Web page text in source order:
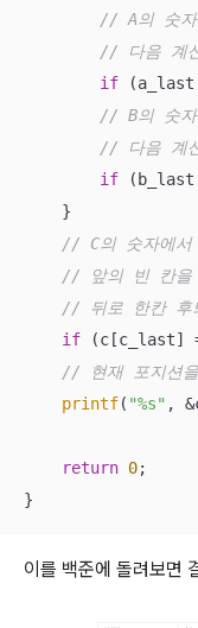
// A의 숫자
// 다음 계
if (a_last
// B의 숫자
// 다음 계
if (b_last
    }
// C의 숫자에서
// 앞의 빈 칸을
// 뒤로 한칸 후
if (c[c_last]
// 현재 포지션
printf( "%s" ,
return 0;
}
이를 백준에 돌려보면